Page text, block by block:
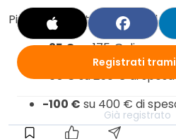
Più investi nel tuo stile, più il
-25 €su 175 € di spesa
-50 €su 250 € di spesa
-100 € su 400 € di
Registrati
Già registrato